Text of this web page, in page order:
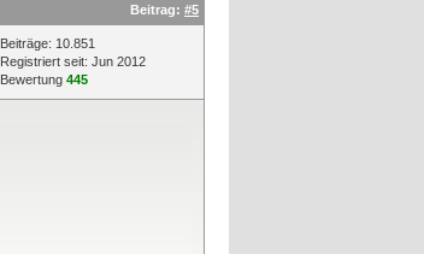
Beitrag: #5
Beiträge: 10.851
Registriert seit: Jun 2012
Bewertung 445